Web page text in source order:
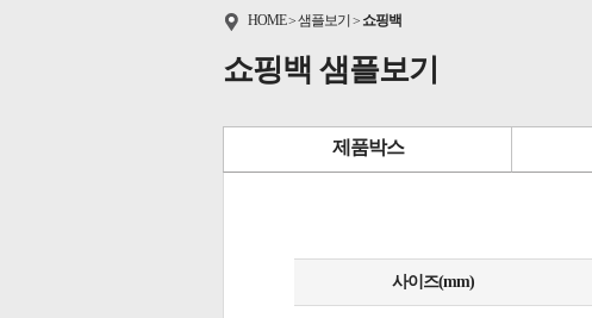
HOME>샘플보기 > 쇼핑백
쇼핑백 샘플보기
제품박스
사이즈(mm)